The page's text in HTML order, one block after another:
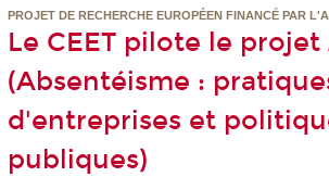
PROJET DE RECHERCHE EUROPÉEN FINANCÉ PAR
Le CEET pilote le projet
(Absentéisme :
d'entreprises et
publiques)